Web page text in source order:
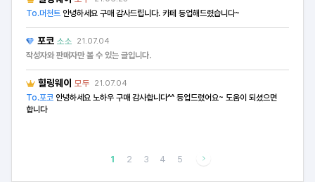
To.머천트 안녕하세요 구매 감사드립니다. 카페 등업해드렸습니다~
포코 소소 21.07.04
작성자와 판매자만 볼 수 있는 글입니다.
힐링웨이 모두 21.07.04
To.포코 안녕하세요 노하우 구매 감사합니다^^ 등업드렸어요~ 도움이 되셨으면
합니다
1 2 3 4 5